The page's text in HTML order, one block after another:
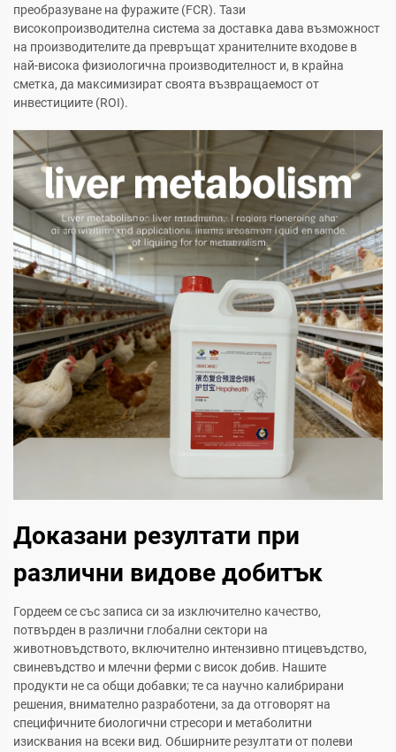
преобразуване на фуражите (FCR). Тази
високопроизводителна система за доставка дава възможност
на производителите да превръщат хранителните входове в
най-висока физиологична производителност и, в крайна
сметка, да максимизират своята възвращаемост от
инвестициите (ROI).
Доказани резултати при
различни видове добитък
Гордеем се със записа си за изключително качество,
потвърден в различни глобални сектори на
животновъдството, включително интензивно птицевъдство,
свиневъдство и млечни ферми с висок добив. Нашите
продукти не са общи добавки; те са научно калибрирани
решения, внимателно разработени, за да отговорят на
специфичните биологични стресори и метаболитни
изисквания на всеки вид. Обширните резултати от полеви